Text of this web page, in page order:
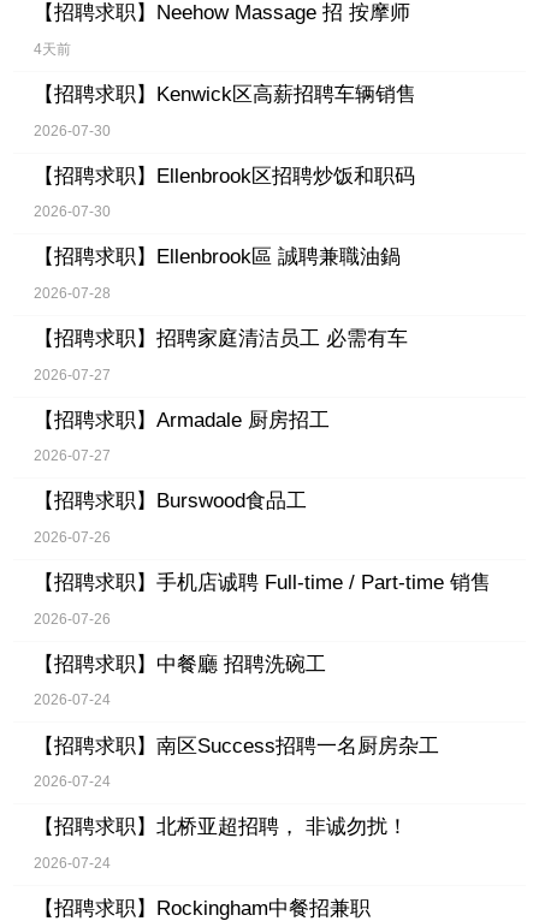
【招聘求职】 Neehow Massage 招 按摩师
4天前
【招聘求职】 Kenwick区高薪招聘车辆销售
2026-07-30
【招聘求职】 Ellenbrook区招聘炒饭和职码
2026-07-30
【招聘求职】 Ellenbrook區 誠聘兼職油鍋
2026-07-28
【招聘求职】 招聘家庭清洁员工 必需有车
2026-07-27
【招聘求职】 Armadale 厨房招工
2026-07-27
【招聘求职】 Burswood食品工
2026-07-26
【招聘求职】 手机店诚聘 Full-time / Part-time 销售
2026-07-26
【招聘求职】 中餐廳 招聘洗碗工
2026-07-24
【招聘求职】 南区Success招聘一名厨房杂工
2026-07-24
【招聘求职】 北桥亚超招聘， 非诚勿扰！
2026-07-24
【招聘求职】 Rockingham中餐招兼职